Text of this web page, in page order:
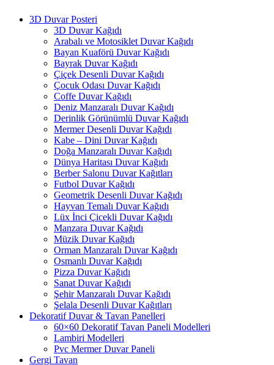
3D Duvar Posteri
3D Duvar Kağıdı
Arabalı ve Motosiklet Duvar Kağıdı
Bayan Kuaförü Duvar Kağıdı
Bayrak Duvar Kağıdı
Çiçek Desenli Duvar Kağıdı
Çocuk Odası Duvar Kağıdı
Coffe Duvar Kağıdı
Deniz Manzaralı Duvar Kağıdı
Derinlik Görünümlü Duvar Kağıdı
Mermer Desenli Duvar Kağıdı
Kabe – Dini Duvar Kağıdı
Doğa Manzaralı Duvar Kağıdı
Dünya Haritası Duvar Kağıdı
Berber Salonu Duvar Kağıtları
Futbol Duvar Kağıdı
Geometrik Desenli Duvar Kağıdı
Hayvan Temalı Duvar Kağıdı
Lüx İnci Çicekli Duvar Kağıdı
Manzara Duvar Kağıdı
Müzik Duvar Kağıdı
Orman Manzaralı Duvar Kağıdı
Osmanlı Duvar Kağıdı
Pizza Duvar Kağıdı
Sanat Duvar Kağıdı
Şehir Manzaralı Duvar Kağıdı
Şelala Desenli Duvar Kağıtları
Dekoratif Duvar & Tavan Panelleri
60×60 Dekoratif Tavan Paneli Modelleri
Lambiri Modelleri
Pvc Mermer Duvar Paneli
Gergi Tavan